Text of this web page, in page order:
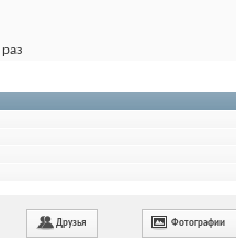
раз
Друзья Фотографии